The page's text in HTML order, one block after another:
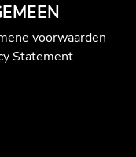
voorwaarden
Statement